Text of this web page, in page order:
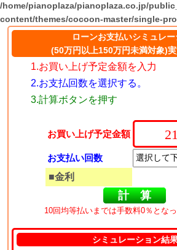
/home/pianoplaza/pianoplaza.co.jp/
content/themes/cocoon-master/single-
ローンお支払いシミュレ
(50万円以上150万円未満対象)
1.お買い上げ予定金額を入力
2.お支払回数を選択する。
3.計算ボタンを押す
お買い上げ予定金額
お支払い回数
■金利
10回均等払いまでは手数料0％となっ
シミュレーション結